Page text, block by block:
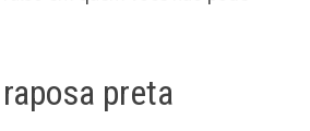
preta